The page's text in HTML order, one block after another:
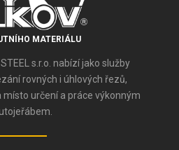
MATERIÁLU
s.r.o. nabízí jako služby
rovných i úhlových řezů,
místo určení a práce výkonným